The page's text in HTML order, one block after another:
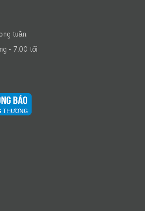
tuần.
- 7.00 tối